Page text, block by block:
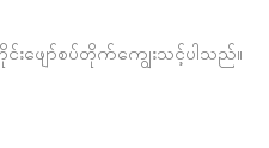
းဖျော်စပ်တိုက်ကျွေးသင့်ပါသည်။